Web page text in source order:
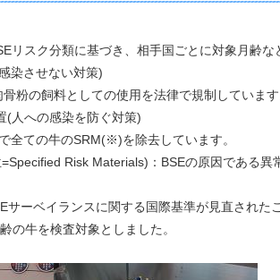
スク分類に基づき、相手国ごとに対象月齢な
染させない対策)
の飼料としての使用を法律で規制しています
(人への感染を防ぐ対策)
ての牛のSRM(※)を除去しています。
Risk Materials)：BSEの原因である異
ーベイランスに関する国際基準が見直された
の牛を検査対象としました。